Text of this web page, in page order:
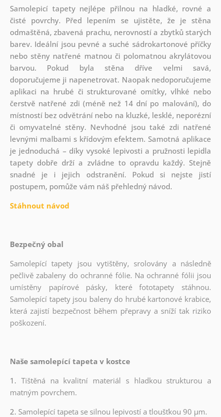
Samolepicí tapety nejlépe přilnou na hladké, rovné a
čisté povrchy. Před lepením se ujistěte, že je stěna
odmaštěná, zbavená prachu, nerovností a zbytků starých
barev. Ideální jsou pevné a suché sádrokartonové příčky
nebo stěny natřené matnou či polomatnou akrylátovou
barvou. Pokud byla stěna dříve velmi savá,
doporučujeme ji napenetrovat. Naopak nedoporučujeme
aplikaci na hrubé či strukturované omítky, vlhké nebo
čerstvě natřené zdi (méně než 14 dní po malování), do
místností bez odvětrání nebo na kluzké, lesklé, neporézní
či omyvatelné stěny. Nevhodné jsou také zdi natřené
levnými malbami s křídovým efektem. Samotná aplikace
je jednoduchá – díky vysoké lepivosti a pružnosti lepidla
tapety dobře drží a zvládne to opravdu každý. Stejně
snadné je i jejich odstranění. Pokud si nejste jistí
postupem, pomůže vám náš přehledný návod.
Stáhnout návod
Bezpečný obal
Samolepící tapety jsou vytištěny, srolovány a následně
pečlivě zabaleny do ochranné fólie. Na ochranné fólii jsou
umístěny papírové pásky, které fototapety stáhnou.
Samolepící tapety jsou baleny do hrubé kartonové krabice,
která zajistí bezpečnost během přepravy a sníží tak riziko
poškození.
Naše samolepící tapeta v kostce
1. Tištěná na kvalitní materiál s hladkou strukturou a
matným povrchem.
2. Samolepící tapeta se silnou lepivostí a tloušťkou 90 µm.